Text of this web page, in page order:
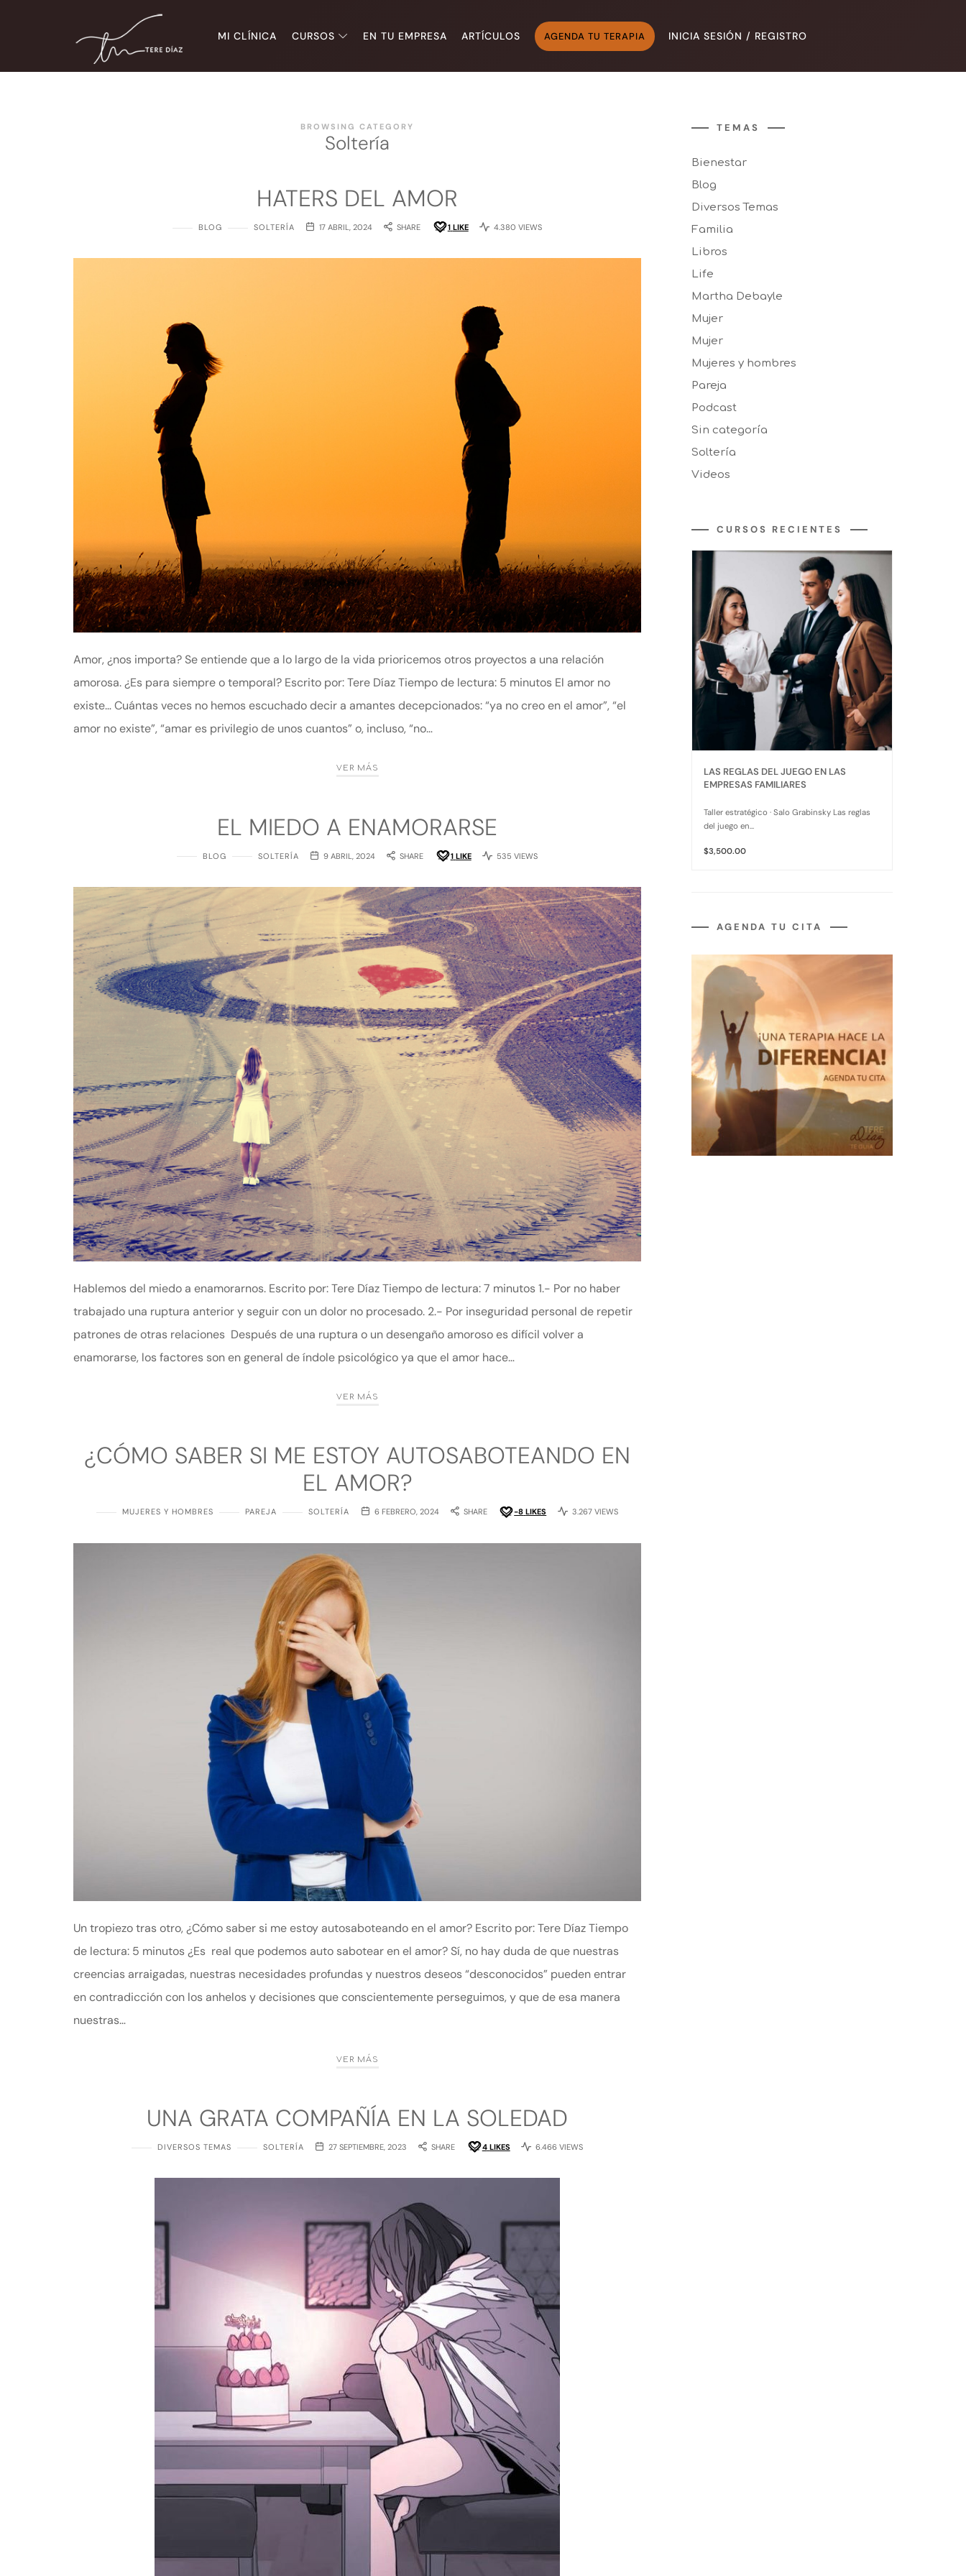
Tere Díaz MI CLÍNICA CURSOS EN TU EMPRESA ARTÍCULOS AGENDA TU TERAPIA INICIA SESIÓN / REGISTRO
BROWSING CATEGORY
Soltería
HATERS DEL AMOR
BLOG SOLTERÍA 17 ABRIL, 2024 SHARE 1 LIKE 4.380 VIEWS
Amor, ¿nos importa? Se entiende que a lo largo de la vida prioricemos otros proyectos a una relación
amorosa. ¿Es para siempre o temporal? Escrito por: Tere Díaz Tiempo de lectura: 5 minutos El amor no
existe… Cuántas veces no hemos escuchado decir a amantes decepcionados: “ya no creo en el amor”, “el
amor no existe”, “amar es privilegio de unos cuantos” o, incluso, “no…
VER MÁS
EL MIEDO A ENAMORARSE
BLOG SOLTERÍA 9 ABRIL, 2024 SHARE 1 LIKE 535 VIEWS
Hablemos del miedo a enamorarnos. Escrito por: Tere Díaz Tiempo de lectura: 7 minutos 1.- Por no haber
trabajado una ruptura anterior y seguir con un dolor no procesado. 2.- Por inseguridad personal de repetir
patrones de otras relaciones Después de una ruptura o un desengaño amoroso es difícil volver a
enamorarse, los factores son en general de índole psicológico ya que el amor hace…
VER MÁS
¿CÓMO SABER SI ME ESTOY AUTOSABOTEANDO EN
EL AMOR?
MUJERES Y HOMBRES PAREJA SOLTERÍA 6 FEBRERO, 2024 SHARE -8 LIKES 3.267 VIEWS
Un tropiezo tras otro, ¿Cómo saber si me estoy autosaboteando en el amor? Escrito por: Tere Díaz Tiempo
de lectura: 5 minutos ¿Es real que podemos auto sabotear en el amor? Sí, no hay duda de que nuestras
creencias arraigadas, nuestras necesidades profundas y nuestros deseos “desconocidos” pueden entrar
en contradicción con los anhelos y decisiones que conscientemente perseguimos, y que de esa manera
nuestras…
VER MÁS
UNA GRATA COMPAÑÍA EN LA SOLEDAD
DIVERSOS TEMAS SOLTERÍA 27 SEPTIEMBRE, 2023 SHARE 4 LIKES 6.466 VIEWS
TEMAS
Bienestar
Blog
Diversos Temas
Familia
Libros
Life
Martha Debayle
Mujer
Mujer
Mujeres y hombres
Pareja
Podcast
Sin categoría
Soltería
Videos
CURSOS RECIENTES
LAS REGLAS DEL JUEGO EN LAS
EMPRESAS FAMILIARES
Taller estratégico · Salo Grabinsky Las reglas
del juego en...
$3,500.00
AGENDA TU CITA